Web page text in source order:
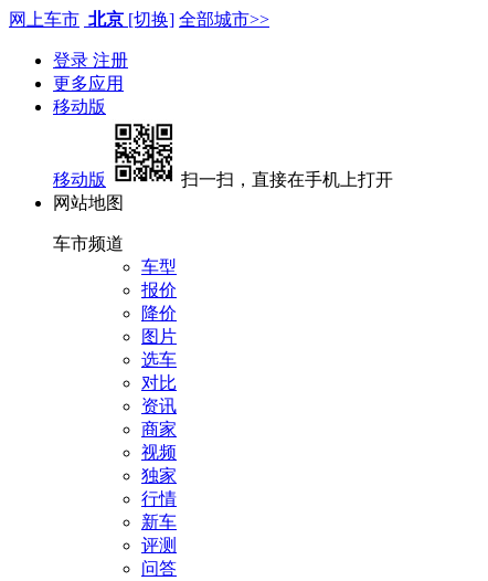
网上车市 北京 [切换] 全部城市>>
登录 注册
更多应用
移动版
移动版
扫一扫，直接在手机上打开
网站地图
车市频道
车型
报价
降价
图片
选车
对比
资讯
商家
视频
独家
行情
新车
评测
问答